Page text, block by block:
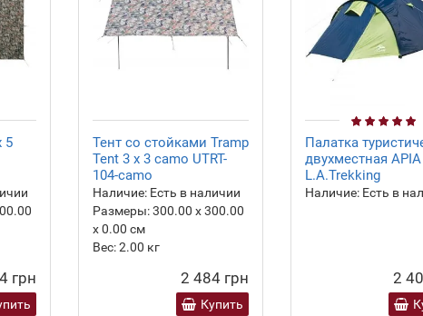
5
грн
Тент со стойками Tramp
Tent 3 х 3 camo UTRT-
104-camo
Наличие: Есть в наличии
Размеры:300.00 х 300.00
х 0.00 см
Вес:2.00 кг
2 484 грн
Купить
Палатка
двухместная
L.A.Trekking
Наличие: Есть в
2